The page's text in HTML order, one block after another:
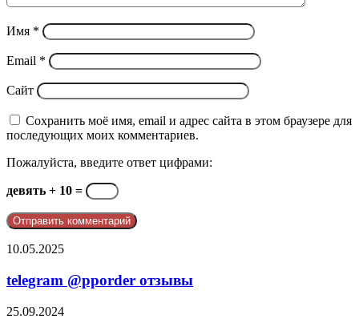
Имя *
Email *
Сайт
Сохранить моё имя, email и адрес сайта в этом браузере для
последующих моих комментариев.
Пожалуйста, введите ответ цифрами:
девять + 10 =
telegram
отзывы
10.05.2025
telegram @pporder отзывы
Почему
25.09.2024